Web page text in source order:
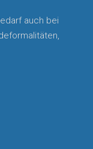
auch bei